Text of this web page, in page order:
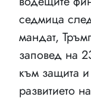
седмица
мандат,
заповед на
към защита
развитието